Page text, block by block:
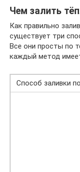
Чем залить
Как правильно
существует три
Все они просты по
каждый метод
Способ заливки